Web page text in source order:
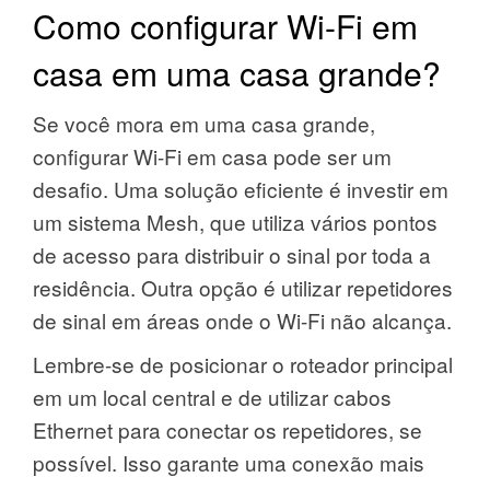
Como configurar Wi-Fi em
casa em uma casa grande?
Se você mora em uma casa grande,
configurar Wi-Fi em casa pode ser um
desafio. Uma solução eficiente é investir em
um sistema Mesh, que utiliza vários pontos
de acesso para distribuir o sinal por toda a
residência. Outra opção é utilizar repetidores
de sinal em áreas onde o Wi-Fi não alcança.
Lembre-se de posicionar o roteador principal
em um local central e de utilizar cabos
Ethernet para conectar os repetidores, se
possível. Isso garante uma conexão mais